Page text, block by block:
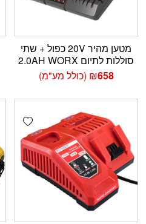
מטען מהיר 20V כפול + שתי
סוללות לתיום 2.0AH WORX
₪658 (כולל מע"מ)
wishlist